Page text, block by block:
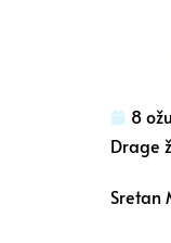
8
Drage
Sretan